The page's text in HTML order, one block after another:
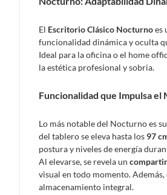
Productos que, por su
Confeccionados a la medida.
De uso personal.
En sodimac.cl te damos 30 días
Productos digitales que se
Productos a pedido o
Productos que han sido
remanufacturados o con alguna
Alimentos, bebidas,
Pinturas de un color a solicitud.
El Escritorio Clásico Nocturnoes
funcionalidad dinámica y oculta
Ideal para la oficina o el home
la estética profesional y sobria.
Funcionalidad que Impulsa
Lo más notable del Nocturno es su
del tablero se eleva hasta los 97
postura y niveles de energía
Al elevarse, se revela un
visual en todo momento.
almacenamiento integral.